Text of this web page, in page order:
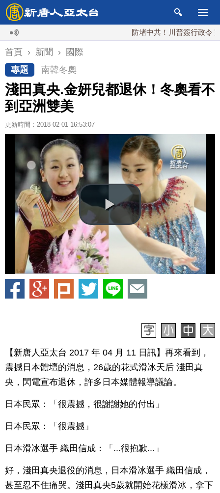
防堵中共！川普簽行政令 對多
首頁 › 新聞 ›
國際
專題
南韓冬奧
淺田真央.金妍兒都退休！冬奧看不
到亞洲雙美
更新時間：2018-02-01 16:53:07
【新唐人亞太台 2017 年 04 月 11 日訊】再來看到，
震撼日本體壇的消息，26歲的花式滑冰天后 淺田真
央，閃電宣布退休，許多日本媒體報導議論。
日本民眾：「很震撼，很謝謝她的付出」
日本民眾：「很震撼」
日本滑冰選手 織田信成：「...很抱歉...」
好，淺田真央退役的消息，日本滑冰選手 織田信成，
甚至忍不住痛哭。淺田真央5歲就開始花樣滑冰，拿下